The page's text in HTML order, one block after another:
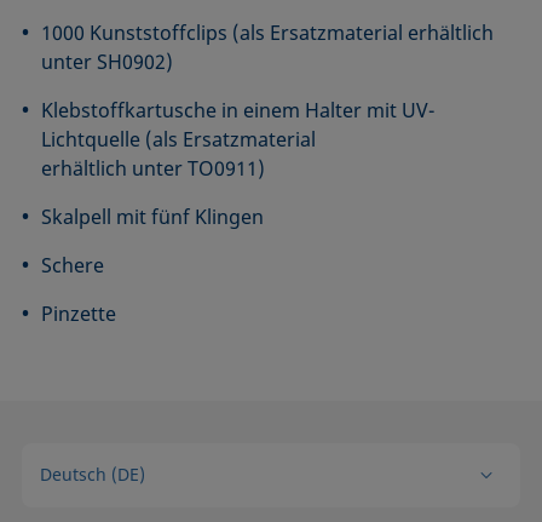
1000 Kunststoffclips (als Ersatzmaterial erhältlich
unter SH0902)
Klebstoffkartusche in einem Halter mit UV-
Lichtquelle (als Ersatzmaterial
erhältlich unter TO0911)
Skalpell mit fünf Klingen
Schere
Pinzette
Deutsch (DE)